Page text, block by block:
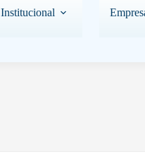
Institucional